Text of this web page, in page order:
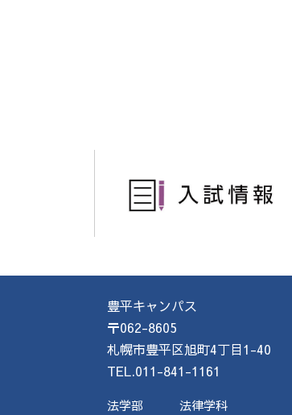
豊平キャンパス
〒062-8605
札幌市豊平区旭町4丁目1-40
TEL.011-841-1161
法学部
法律学科